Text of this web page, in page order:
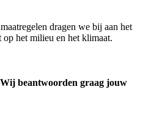
dragen we bij aan het
het milieu en het klimaat.
beantwoorden graag jouw